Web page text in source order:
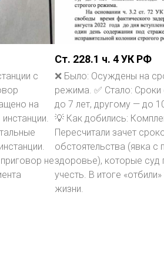
с
на
не
Ст. 228.1 ч. 4 УК РФ
❌ Было: Осуждены на
режима. ✅ Стало:
до 7 лет, другому — до
💡 Как добились:
Пересчитали зачет
обстоятельства (явка с
здоровье), которые суд
учесть. В итоге
жизни.